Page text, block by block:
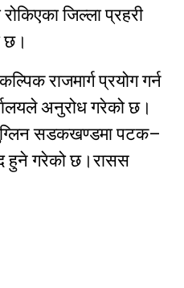
जिल्ला प्रहरी
छ।
राजमार्ग प्रयोग गर्न
अनुरोध गरेको छ।
सडकखण्डमा पटक–
हुने गरेको छ।रासस